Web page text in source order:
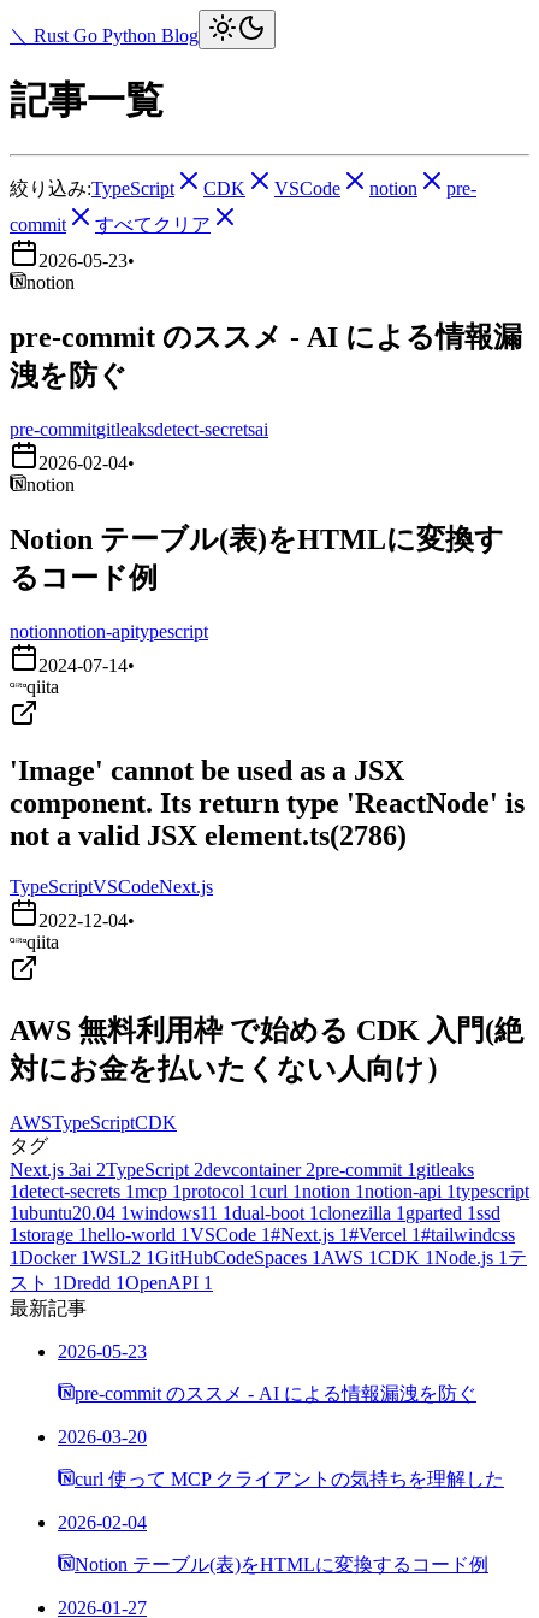
＼ Rust Go Python Blog
記事一覧
絞り込み:TypeScript CDK VSCode notion
pre-
commit
すべてクリア
2026-05-23•
notion
pre-commit のススメ - AI による情報漏
洩を防ぐ
pre-commitgitleaksdetect-secretsai
2026-02-04•
notion
Notion テーブル(表)をHTMLに変換す
るコード例
notionnotion-apitypescript
2024-07-14•
qiita
'Image' cannot be used as a JSX
component. Its return type 'ReactNode' is
not a valid JSX element.ts(2786)
TypeScriptVSCodeNext.js
2022-12-04•
qiita
AWS 無料利用枠 で始める CDK 入門(絶
対にお金を払いたくない人向け）
AWSTypeScriptCDK
タグ
Next.js 3ai 2TypeScript 2devcontainer 2pre-commit 1 gitleaks
1detect-secrets 1mcp 1protocol 1curl 1notion 1notion-api 1typescript
1ubuntu20.04 1windows11 1dual-boot 1clonezilla 1 gparted 1ssd
1storage 1hello-world 1VSCode 1#Next.js 1#Vercel 1#tailwindcss
1Docker 1WSL2 1GitHubCodeSpaces 1 AWS 1CDK 1Node.js 1 テ
スト 1Dredd 1OpenAPI 1
最新記事
2026-05-23
pre-commit のススメ - AI による情報漏洩を防ぐ
2026-03-20
curl 使って MCP クライアントの気持ちを理解した
2026-02-04
Notion テーブル(表)をHTMLに変換するコード例
2026-01-27